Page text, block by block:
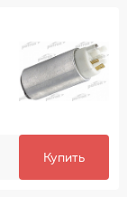
Купить